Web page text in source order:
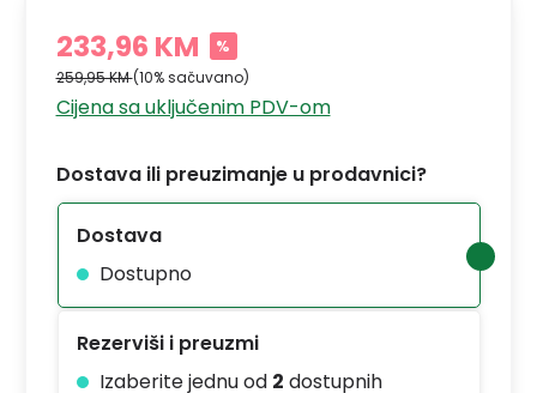
233,96 KM %
259,95 KM(10% sačuvano)
Cijena sa uključenim PDV-om
Dostava ili preuzimanje u prodavnici?
Dostava
Dostupno
Rezerviši i preuzmi
Izaberite jednu od 2 dostupnih